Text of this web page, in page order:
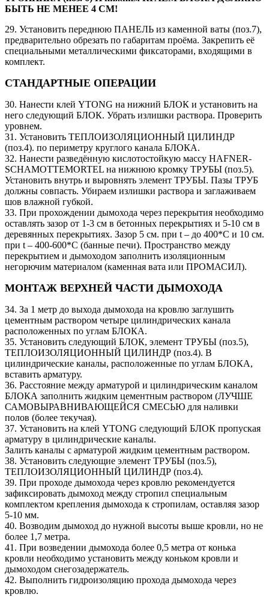
БЫТЬ НЕ МЕНЕЕ 4 СМ!
29. Установить переднюю ПАНЕЛЬ из каменной ваты (поз.7),
предварительно обрезать по габаритам проёма. Закрепить её
специальными металлическими фиксаторами, входящими в
комплект.
СТАНДАРТНЫЕ ОПЕРАЦИИ
30. Нанести клей YTONG на нижний БЛОК и установить на
него следующий БЛОК. Убрать излишки раствора. Проверить
уровнем.
31. Установить ТЕПЛОИЗОЛЯЦИОННЫЙ ЦИЛИНДР
(поз.4). по периметру круглого канала БЛОКА.
32. Нанести разведённую кислотостойкую массу HAFNER-
SCHAMOTTEMORTEL на нижнюю кромку ТРУБЫ (поз.5).
Установить внутрь и выровнять элемент ТРУБЫ. Пазы ТРУБ
должны совпасть. Убираем излишки раствора и заглаживаем
шов влажной губкой.
33. При прохождении дымохода через перекрытия необходимо
оставлять зазор от 1-3 см в бетонных перекрытиях и 5-10 см в
деревянных перекрытиях. Зазор 5 см. при t – до 400*C и 10 см.
при t – 400-600*C (банные печи). Пространство между
перекрытием и дымоходом заполнить изоляционным
негорючим материалом (каменная вата или ПРОМАСИЛ).
МОНТАЖ ВЕРХНЕЙ ЧАСТИ ДЫМОХОДА
34. За 1 метр до выхода дымохода на кровлю заглушить
цементным раствором четыре цилиндрических канала
расположенных по углам БЛОКА.
35. Установить следующий БЛОК, элемент ТРУБЫ (поз.5),
ТЕПЛОИЗОЛЯЦИОННЫЙ ЦИЛИНДР (поз.4). В
цилиндрические каналы, расположенные по углам БЛОКА,
вставить арматуру.
36. Расстояние между арматурой и цилиндрическим каналом
БЛОКА заполнить жидким цементным раствором (ЛУЧШЕ
САМОВЫРАВНИВАЮЩЕЙСЯ СМЕСЬЮ для наливки
полов (более текучая).
37. Установить на клей YTONG следующий БЛОК пропуская
арматуру в цилиндрические каналы.
Залить каналы с арматурой жидким цементным раствором.
38. Установить следующие элемент ТРУБЫ (поз.5),
ТЕПЛОИЗОЛЯЦИОННЫЙ ЦИЛИНДР (поз.4).
39. При проходе дымохода через кровлю рекомендуется
зафиксировать дымоход между стропил специальным
комплектом крепления дымохода к стропилам, оставляя зазор
5-10 мм.
40. Возводим дымоход до нужной высоты выше кровли, но не
более 1,7 метра.
41. При возведении дымохода более 0,5 метра от конька
кровли необходимо установить между коньком кровли и
дымоходом снегозадержатель.
42. Выполнить гидроизоляцию прохода дымохода через
кровлю.